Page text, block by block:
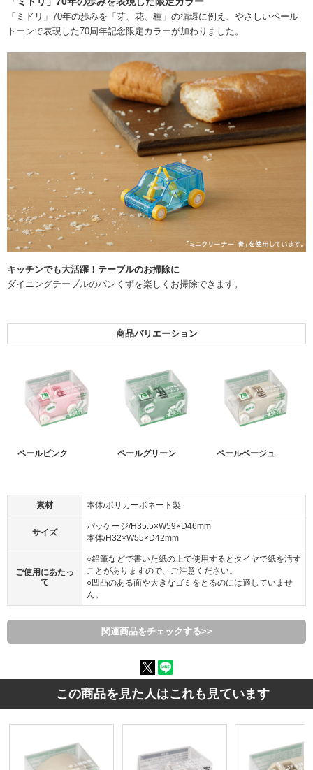
「ミドリ」70年の歩みを「芽、花、種」の循環に例え、やさしいペール
トーンで表現した70周年記念限定カラーが加わりました。
キッチンでも大活躍！テーブルのお掃除に
ダイニングテーブルのパンくずを楽しくお掃除できます。
商品バリエーション
ペールピンク ペールグリーン ペールベージュ
素材 本体/ポリカーボネート製
サイズ
パッケージ/H35.5×W59×D46mm
本体/H32×W55×D42mm
ご使用にあたっ
て
○鉛筆などで書いた紙の上で使用するとタイヤで紙を汚す
ことがありますので、ご注意ください。
○凹凸のある面や大きなゴミをとるのには適していませ
ん。
関連商品をチェックする>>
この商品を見た人はこれも見ています